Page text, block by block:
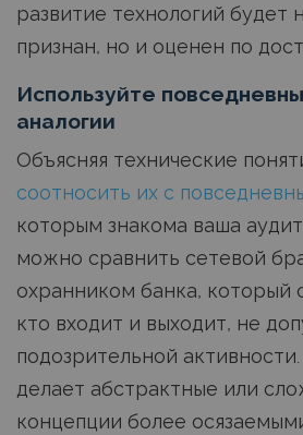
развитие технологий будет
признан, но и оценен по
Используйте
аналогии
Объясняя технические
соотносить их с
которым знакома ваша
можно сравнить сетевой
охранником банка, который
кто входит и выходит, не
подозрительной
делает абстрактные или
концепции более